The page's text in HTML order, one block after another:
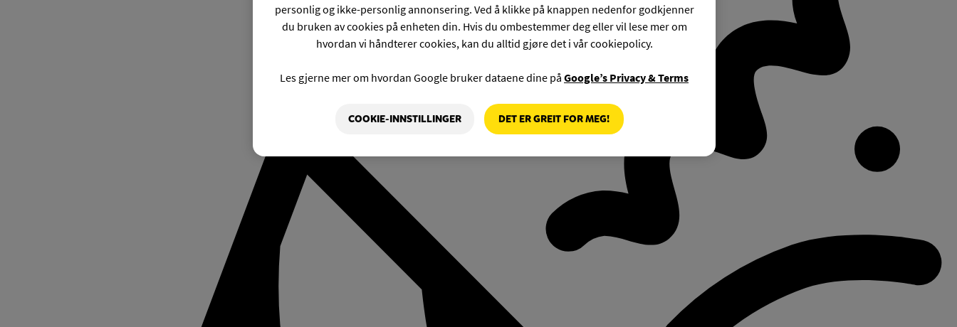
personlig og ikke-personlig annonsering. Ved å klikke på knappen nedenfor godkjenner
du bruken av cookies på enheten din. Hvis du ombestemmer deg eller vil lese mer om
hvordan vi håndterer cookies, kan du alltid gjøre det i vår cookiepolicy.
Les gjerne mer om hvordan Google bruker dataene dine på Google’s Privacy & Terms
COOKIE-INNSTILLINGER DET ER GREIT FOR MEG!